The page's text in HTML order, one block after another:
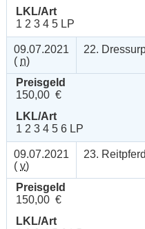
LKL/Art
1 2 3 4 5 LP
09.07.2021
( n)
22.
Preisgeld
150,00 €
LKL/Art
1 2 3 4 5 6 LP
09.07.2021
( v)
23.
Preisgeld
150,00 €
LKL/Art